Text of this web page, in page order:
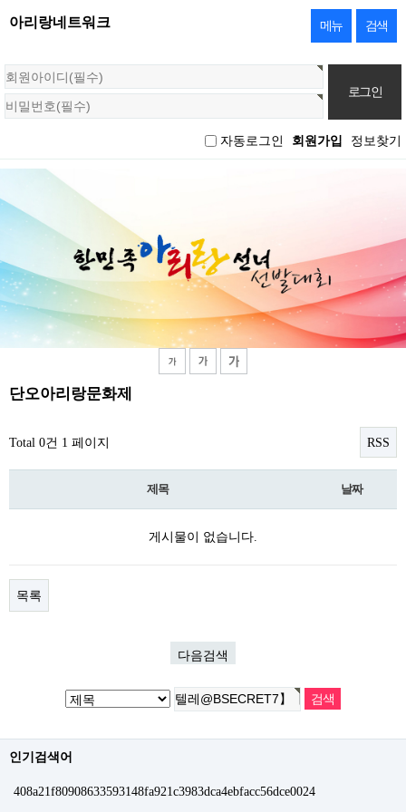
아리랑네트워크 메뉴 검색
회
원
로
자동로그인 회원가입 정보찾기
단오아리랑문화제
Total 0건 1 페이지 RSS
제목 날짜
게시물이 없습니다.
목록
다음검색
인기검색어
408a21f80908633593148fa921c3983dca4ebfacc56dce0024